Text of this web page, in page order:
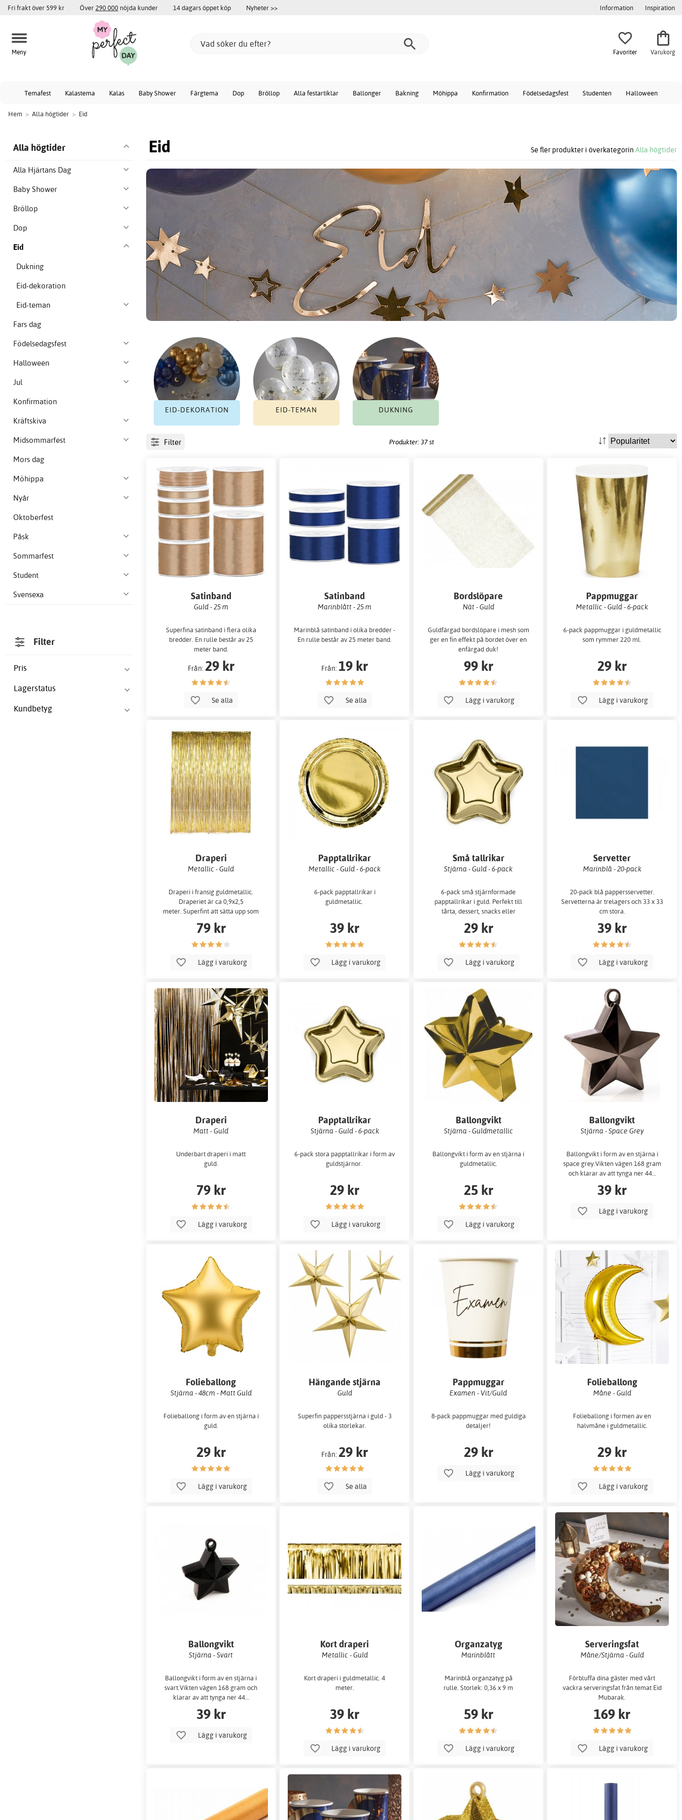
Fri frakt över 599 kr Över 290 000 nöjda kunder 14 dagars öppet köp Nyheter >> Information Inspiration
Meny Favoriter Varukorg
Temafest Kalastema Kalas Baby Shower Färgtema Dop Bröllop Alla festartiklar Ballonger Bakning Möhippa Konfirmation Födelsedagsfest Studenten Halloween
Hem > Alla högtider > Eid
Eid Se fler produkter i överkategorin Alla högtider
Alla högtider
Alla Hjärtans Dag
Baby Shower
Bröllop
Dop
Eid
Dukning
Eid-dekoration
Eid-teman
Fars dag
Födelsedagsfest
Halloween
Jul
Konfirmation
Kräftskiva
Midsommarfest
Mors dag
Möhippa
Nyår
Oktoberfest
Påsk
Sommarfest
Student
Svensexa
Filter
Pris
Lagerstatus
Kundbetyg
EID-DEKORATION EID-TEMAN DUKNING
Filter Produkter: 37 st
Satinband
Guld - 25 m
Superfina satinband i flera olika
bredder. En rulle består av 25
meter band.
Från: 29 kr
Se alla
Satinband
Marinblått - 25 m
Marinblå satinband i olika bredder -
En rulle består av 25 meter band.
Från: 19 kr
Se alla
Bordslöpare
Nät - Guld
Guldfärgad bordslöpare i mesh som
ger en fin effekt på bordet över en
enfärgad duk!
99 kr
Lägg i varukorg
Pappmuggar
Metallic - Guld - 6-pack
6-pack pappmuggar i guldmetallic
som rymmer 220 ml.
29 kr
Lägg i varukorg
Draperi
Metallic - Guld
Draperi i fransig guldmetallic.
Draperiet är ca 0,9x2,5
meter. Superfint att sätta upp som
bakgrund
79 kr
Lägg i varukorg
Papptallrikar
Metallic - Guld - 6-pack
6-pack papptallrikar i
guldmetallic.
39 kr
Lägg i varukorg
Små tallrikar
Stjärna - Guld - 6-pack
6-pack små stjärnformade
papptallrikar i guld. Perfekt till
tårta, dessert, snacks eller
mingelmat.
29 kr
Lägg i varukorg
Servetter
Marinblå - 20-pack
20-pack blå pappersservetter.
Servetterna är trelagers och 33 x 33
cm stora.
39 kr
Lägg i varukorg
Draperi
Matt - Guld
Underbart draperi i matt
guld.
79 kr
Lägg i varukorg
Papptallrikar
Stjärna - Guld - 6-pack
6-pack stora papptallrikar i form av
guldstjärnor.
29 kr
Lägg i varukorg
Ballongvikt
Stjärna - Guldmetallic
Ballongvikt i form av en stjärna i
guldmetallic.
25 kr
Lägg i varukorg
Ballongvikt
Stjärna - Space Grey
Ballongvikt i form av en stjärna i
space grey.Vikten vägen 168 gram
och klarar av att tynga ner 44…
39 kr
Lägg i varukorg
Folieballong
Stjärna - 48cm - Matt Guld
Folieballong i form av en stjärna i
guld.
29 kr
Lägg i varukorg
Hängande stjärna
Guld
Superfin pappersstjärna i guld - 3
olika storlekar.
Från: 29 kr
Se alla
Pappmuggar
Examen - Vit/Guld
8-pack pappmuggar med guldiga
detaljer!
29 kr
Lägg i varukorg
Folieballong
Måne - Guld
Folieballong i formen av en
halvmåne i guldmetallic.
29 kr
Lägg i varukorg
Ballongvikt
Stjärna - Svart
Ballongvikt i form av en stjärna i
svart.Vikten vägen 168 gram och
klarar av att tynga ner 44…
39 kr
Lägg i varukorg
Kort draperi
Metallic - Guld
Kort draperi i guldmetallic. 4
meter.
39 kr
Lägg i varukorg
Organzatyg
Marinblått
Marinblå organzatyg på
rulle. Storlek: 0,36 x 9 m
59 kr
Lägg i varukorg
Serveringsfat
Måne/Stjärna - Guld
Förbluffa dina gäster med vårt
vackra serveringsfat från temat Eid
Mubarak.
169 kr
Lägg i varukorg